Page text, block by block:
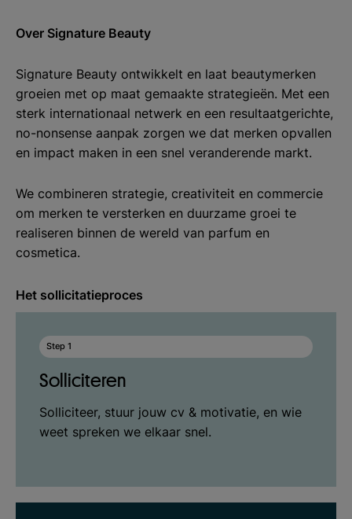
Over Signature Beauty
Signature Beauty ontwikkelt en laat beautymerken
groeien met op maat gemaakte strategieën. Met een
sterk internationaal netwerk en een resultaatgerichte,
no-nonsense aanpak zorgen we dat merken opvallen
en impact maken in een snel veranderende markt.
We combineren strategie, creativiteit en commercie
om merken te versterken en duurzame groei te
realiseren binnen de wereld van parfum en
cosmetica.
Het sollicitatieproces
Step 1
Solliciteren
Solliciteer, stuur jouw cv & motivatie, en wie
weet spreken we elkaar snel.